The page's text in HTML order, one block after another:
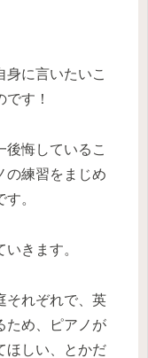
身に言いたいこ
す！
後悔しているこ
の練習をまじめ
。
きます。
それぞれで、英
ため、ピアノが
ほしい、とかだ